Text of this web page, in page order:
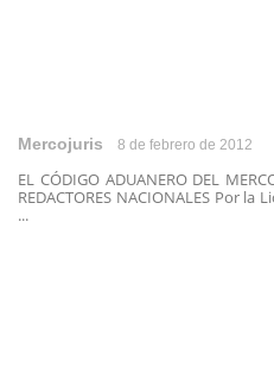
Mercojuris 8 de febrero de 2012
EL CÓDIGO ADUANERO DEL
REDACTORES NACIONALES Por
...